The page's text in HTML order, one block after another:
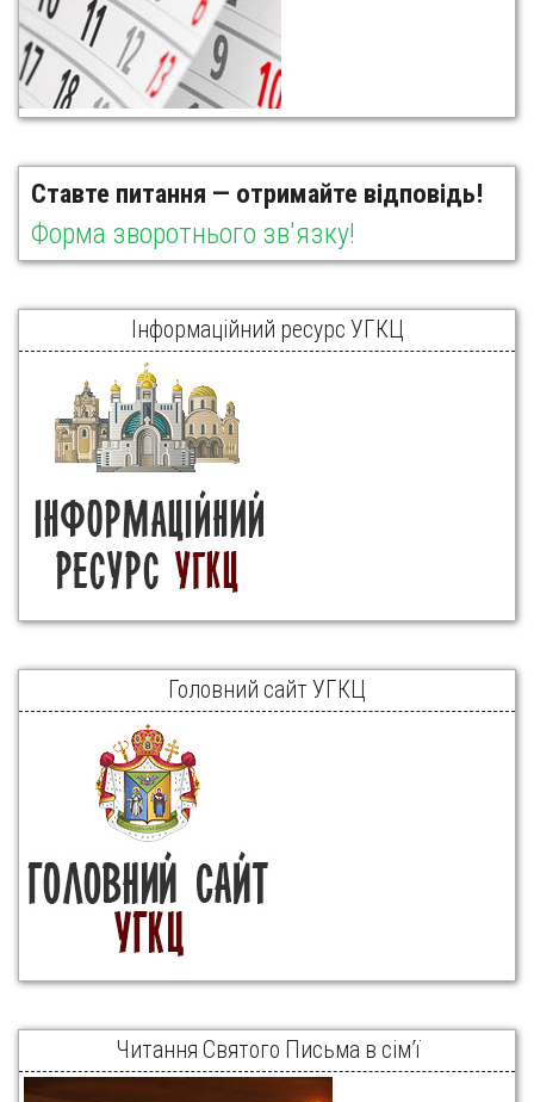
Ставте питання — отримайте відповідь!
Форма зворотнього зв'язку!
Інформаційний ресурс УГКЦ
Головний сайт УГКЦ
Читання Святого Письма в сім’ї